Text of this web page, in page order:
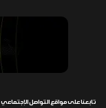
تابعنا على مواقع التواصل الإجتماعي